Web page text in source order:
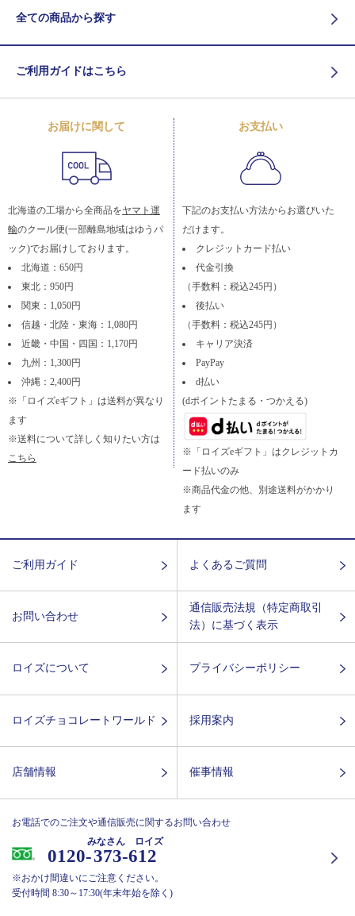
全ての商品から探す
ご利用ガイドはこちら
お届けに関して
北海道の工場から全商品をヤマト運
輸のクール便(一部離島地域はゆうパ
ック)でお届けしております。
北海道：650円
東北：950円
関東：1,050円
信越・北陸・東海：1,080円
近畿・中国・四国：1,170円
九州：1,300円
沖縄：2,400円
※「ロイズeギフト」は送料が異なり
ます
※送料について詳しく知りたい方は
こちら
お支払い
下記のお支払い方法からお選びいた
だけます。
クレジットカード払い
代金引換
（手数料：税込245円）
後払い
（手数料：税込245円）
キャリア決済
PayPay
d払い
(dポイントたまる・つかえる)
※「ロイズeギフト」はクレジットカ
ード払いのみ
※商品代金の他、別途送料がかかり
ます
ご利用ガイド よくあるご質問
お問い合わせ
通信販売法規（特定商取引
法）に基づく表示
ロイズについて プライバシーポリシー
ロイズチョコレートワールド 採用案内
店舗情報 催事情報
お電話でのご注文や通信販売に関するお問い合わせ
0120-373-612
みなさん ロイズ
※おかけ間違いにご注意ください。
受付時間 8:30～17:30(年末年始を除く)